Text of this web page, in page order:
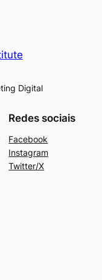
Digital
Redes sociais
Facebook
Instagram
Twitter/X